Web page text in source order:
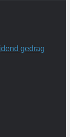
gedrag